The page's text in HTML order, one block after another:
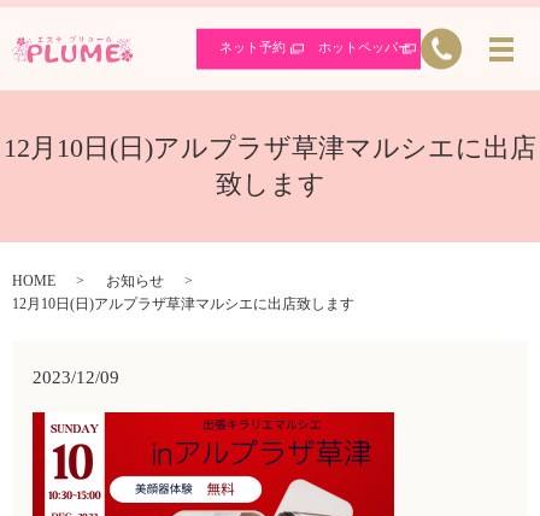
ネット予約 ホットペッパー
12月10日(日)アルプラザ草津マルシエに出店
致します
HOME
お知らせ
12月10日(日)アルプラザ草津マルシエに出店致します
2023/12/09